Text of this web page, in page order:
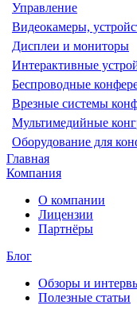
Управление
Видеокамеры,
Дисплеи и мониторы
Интерактивные
Беспроводные
Врезные системы
Мультимедийные
Оборудование для
Главная
Компания
О компании
Лицензии
Партнёры
Блог
Обзоры и
Полезные статьи